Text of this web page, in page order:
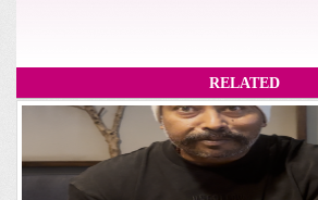
RELATED